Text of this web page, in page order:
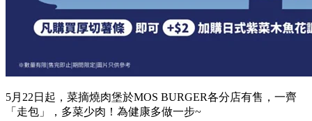
5月22日起，菜摘燒肉堡於MOS BURGER各分店有售，一齊
「走包」，多菜少肉！為健康多做一步~